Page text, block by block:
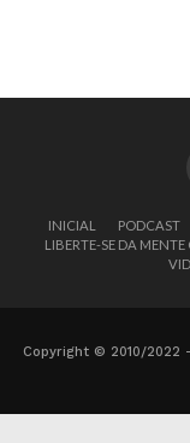
INICIAL PODCAST
LIBERTE-SE DA
Copyright © 2010/2022